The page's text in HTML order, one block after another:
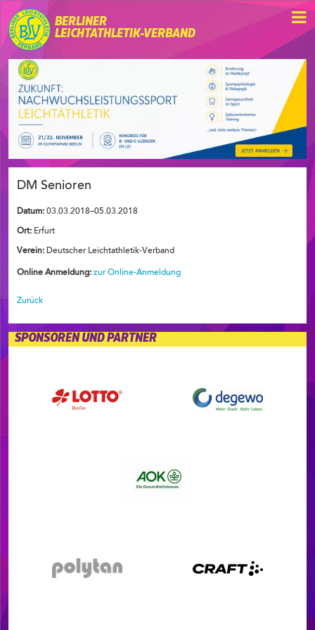
BERLINER
LEICHTATHLETIK-VERBAND
DM Senioren
Datum: 03.03.2018–05.03.2018
Ort: Erfurt
Verein: Deutscher Leichtathletik-Verband
Online Anmeldung: zur Online-Anmeldung
Zurück
SPONSOREN UND PARTNER